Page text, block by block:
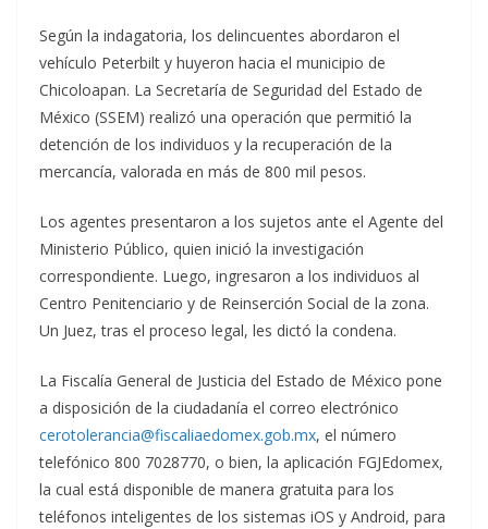
Según la indagatoria, los delincuentes abordaron el
vehículo Peterbilt y huyeron hacia el municipio de
Chicoloapan. La Secretaría de Seguridad del Estado de
México (SSEM) realizó una operación que permitió la
detención de los individuos y la recuperación de la
mercancía, valorada en más de 800 mil pesos.
Los agentes presentaron a los sujetos ante el Agente del
Ministerio Público, quien inició la investigación
correspondiente. Luego, ingresaron a los individuos al
Centro Penitenciario y de Reinserción Social de la zona.
Un Juez, tras el proceso legal, les dictó la condena.
La Fiscalía General de Justicia del Estado de México pone
a disposición de la ciudadanía el correo electrónico
cerotolerancia@fiscaliaedomex.gob.mx, el número
telefónico 800 7028770, o bien, la aplicación FGJEdomex,
la cual está disponible de manera gratuita para los
teléfonos inteligentes de los sistemas iOS y Android, para